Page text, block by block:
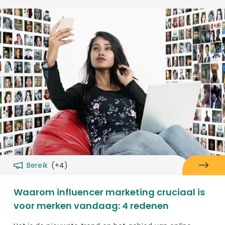
Bereik (+4)
Waarom influencer marketing cruciaal is
voor merken vandaag: 4 redenen